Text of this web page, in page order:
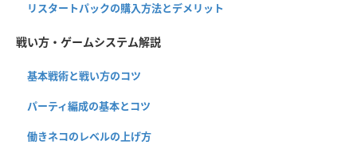
リスタートパックの購入方法とデメリット
戦い方・ゲームシステム解説
基本戦術と戦い方のコツ
パーティ編成の基本とコツ
働きネコのレベルの上げ方